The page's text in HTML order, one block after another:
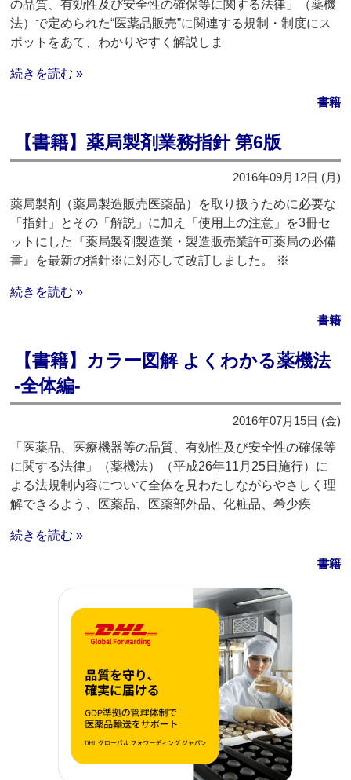
の品質、有効性及び安全性の確保等に関する法律」（薬機
法）で定められた“医薬品販売”に関連する規制・制度にス
ポットをあて、わかりやすく解説しま
続きを読む »
書籍
【書籍】薬局製剤業務指針 第6版
2016年09月12日 (月)
薬局製剤（薬局製造販売医薬品）を取り扱うために必要な
「指針」とその「解説」に加え「使用上の注意」を3冊セ
ットにした『薬局製剤製造業・製造販売業許可薬局の必備
書』を最新の指針※に対応して改訂しました。 ※
続きを読む »
書籍
【書籍】カラー図解 よくわかる薬機法
-全体編-
2016年07月15日 (金)
「医薬品、医療機器等の品質、有効性及び安全性の確保等
に関する法律」（薬機法）（平成26年11月25日施行）に
よる法規制内容について全体を見わたしながらやさしく理
解できるよう、医薬品、医薬部外品、化粧品、希少疾
続きを読む »
書籍